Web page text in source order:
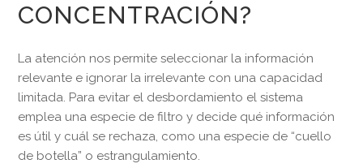
CONCENTRACIÓN?
La atención nos permite seleccionar la información
relevante e ignorar la irrelevante con una capacidad
limitada. Para evitar el desbordamiento el sistema
emplea una especie de filtro y decide qué información
es útil y cuál se rechaza, como una especie de “cuello
de botella” o estrangulamiento.